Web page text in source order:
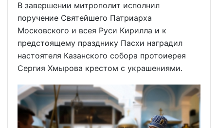
В завершении митрополит исполнил
поручение Святейшего Патриарха
Московского и всея Руси Кирилла и к
предстоящему празднику Пасхи наградил
настоятеля Казанского собора протоиерея
Сергия Хмырова крестом с украшениями.